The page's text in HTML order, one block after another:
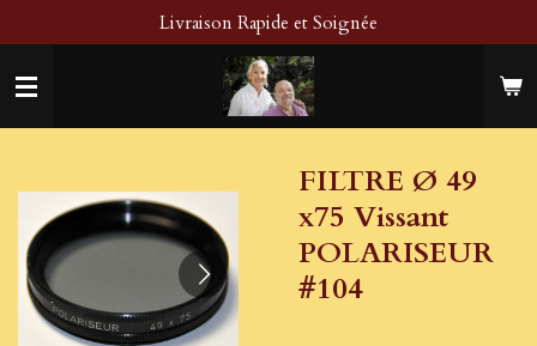
au
contenu
principal
Livraison Rapide et Soignée
FILTRE Ø 49
x75 Vissant
POLARISEUR
#104